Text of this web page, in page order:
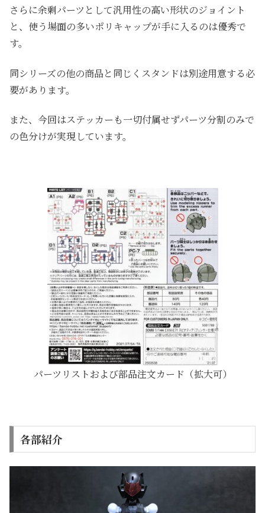
さらに余剰パーツとして汎用性の高い形状のジョイント
と、使う場面の多いポリキャップが手に入るのは優秀で
す。
同シリーズの他の商品と同じくスタンドは別途用意する必
要があります。
また、今回はステッカーも一切付属せずパーツ分割のみで
の色分けが実現しています。
パーツリストおよび部品注文カード（拡大可）
各部紹介